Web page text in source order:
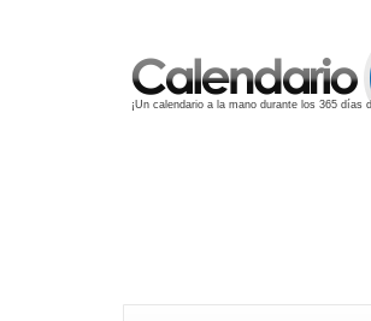
¡Un calendario a la mano durante los 365 días